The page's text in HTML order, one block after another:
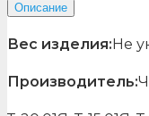
Описание
Вес изделия:Не
Производитель: